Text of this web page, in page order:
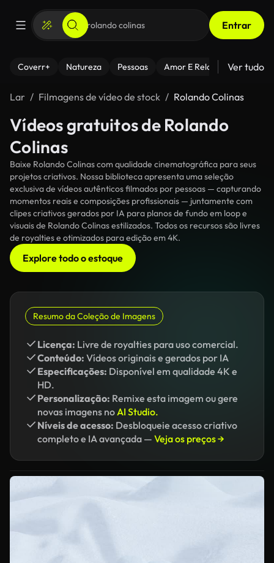
Entrar
Coverr+ Natureza Pessoas Amor E Relacionamentos
Ver tudo
Lar Filmagens de vídeo de stock Rolando Colinas
Vídeos gratuitos de Rolando
Colinas
Baixe Rolando Colinas com qualidade cinematográfica para seus
projetos criativos. Nossa biblioteca apresenta uma seleção
exclusiva de vídeos autênticos filmados por pessoas — capturando
momentos reais e composições profissionais — juntamente com
clipes criativos gerados por IA para planos de fundo em loop e
visuais de Rolando Colinas estilizados. Todos os recursos são livres
de royalties e otimizados para edição em 4K.
Explore todo o estoque
Resumo da Coleção de Imagens
Licença: Livre de royalties para uso comercial.
Conteúdo: Vídeos originais e gerados por IA
Especificações: Disponível em qualidade 4K e
HD.
Personalização: Remixe esta imagem ou gere
novas imagens noAI Studio.
Níveis de acesso: Desbloqueie acesso criativo
completo e IA avançada — Veja os preços →